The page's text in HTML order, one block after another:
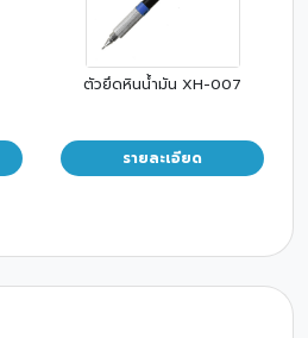
ตัวยึดหินน้ำมัน XH-007
รายละเอียด